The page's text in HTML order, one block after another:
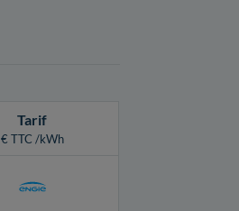
Tarif
€ TTC /kWh